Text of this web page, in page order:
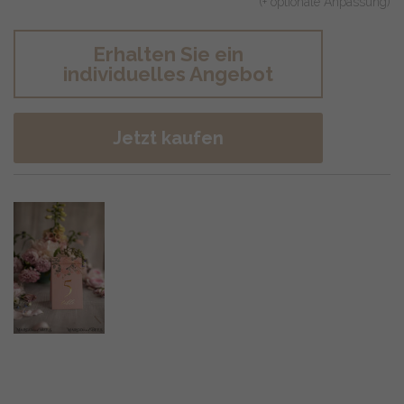
Erhalten Sie ein
individuelles Angebot
Jetzt kaufen